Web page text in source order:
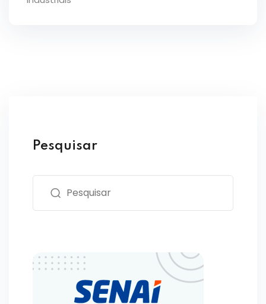
Pesquisar